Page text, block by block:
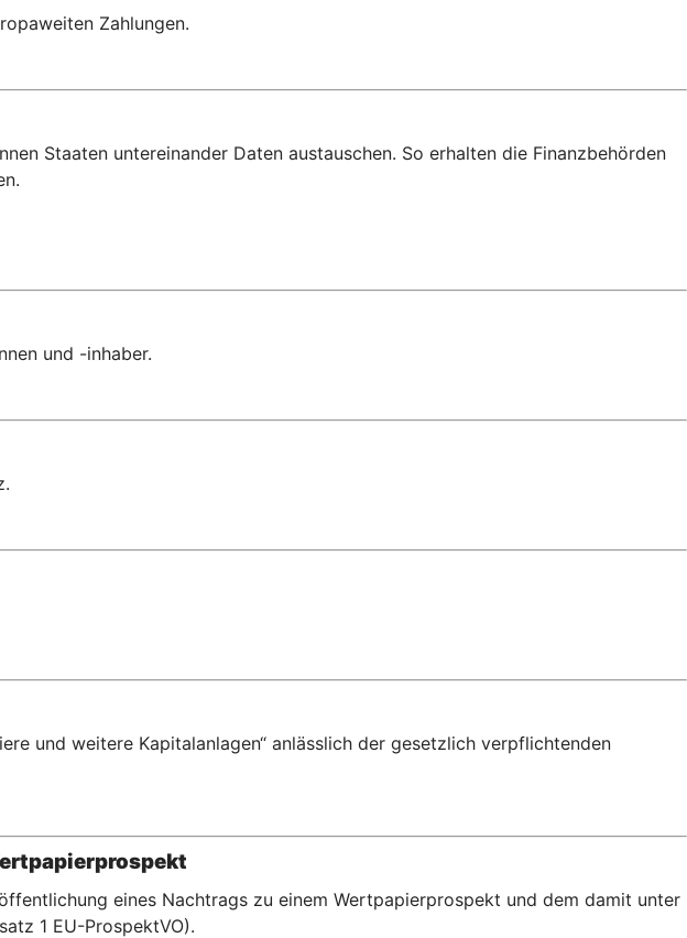
Zahlungen.
Staaten untereinander Daten austauschen. So erhalten die Finanzbehörden
und -inhaber.
und weitere Kapitalanlagen“ anlässlich der gesetzlich verpflichtenden
eines Nachtrags zu einem Wertpapierprospekt und dem damit unter
1 EU-ProspektVO).